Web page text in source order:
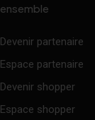
ensemble
Devenir partenaire
Espace partenaire
Devenir shopper
Espace shopper